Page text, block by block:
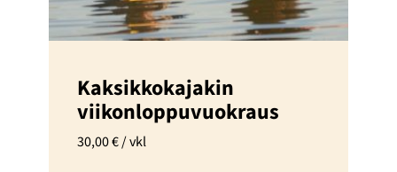
Kaksikkokajakin
viikonloppuvuokraus
30,00€/ vkl